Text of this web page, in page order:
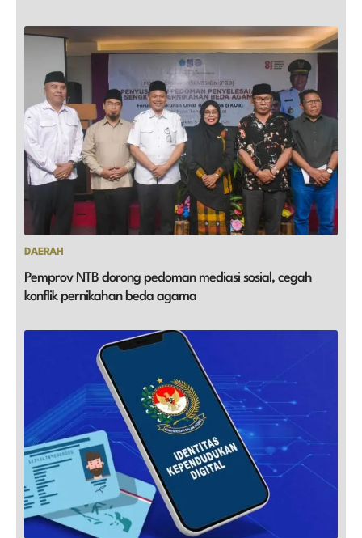
DAERAH
Pemprov NTB dorong pedoman mediasi sosial, cegah
konflik pernikahan beda agama